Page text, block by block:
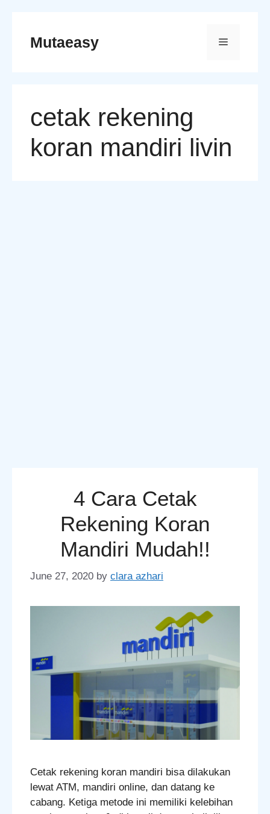
contentMutaeasy Menu
cetak rekening
koran mandiri livin
4 Cara Cetak
Rekening Koran
Mandiri Mudah!!
June 27, 2020 by clara azhari
Cetak rekening koran mandiri bisa dilakukan
lewat ATM, mandiri online, dan datang ke
cabang. Ketiga metode ini memiliki kelebihan